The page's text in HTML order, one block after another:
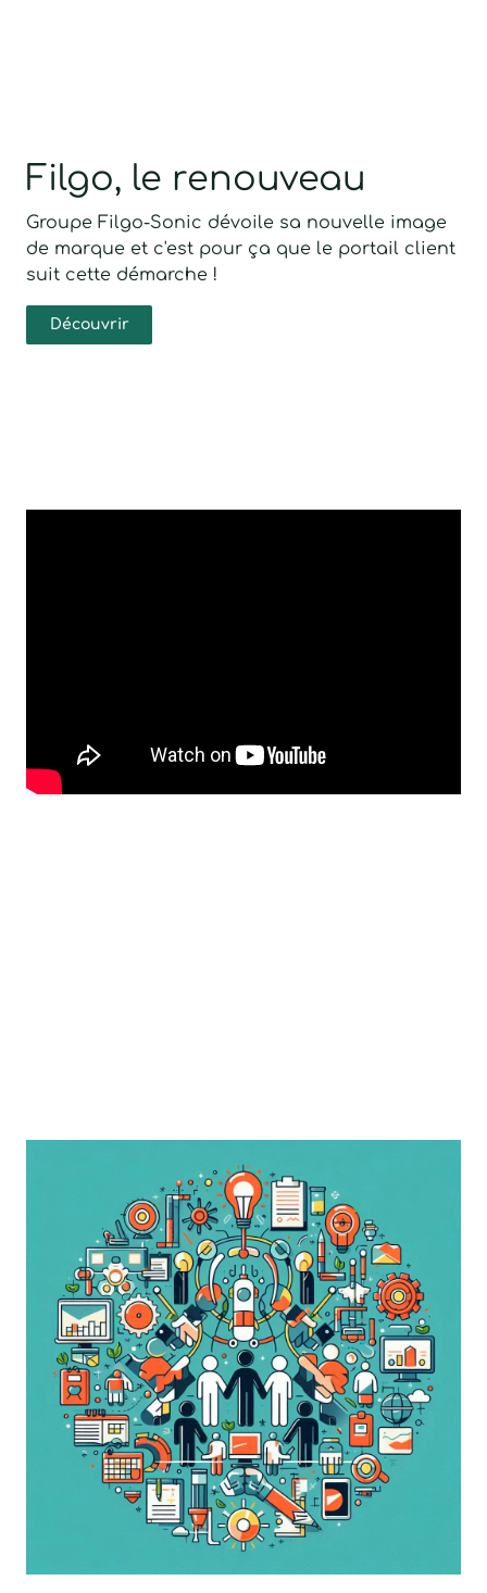
Filgo, le renouveau
Groupe Filgo-Sonic dévoile sa nouvelle image
de marque et c'est pour ça que le portail client
suit cette démarche !
Découvrir